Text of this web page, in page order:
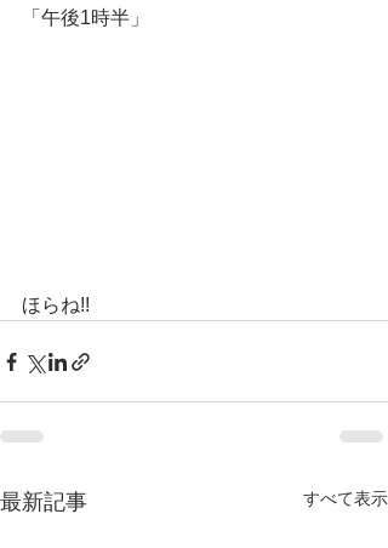
「午後1時半」
ほらね!!
最新記事 すべて表示